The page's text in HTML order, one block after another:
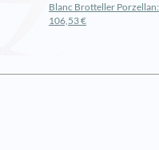
Blanc Brotteller Porzellan:
106,53 €